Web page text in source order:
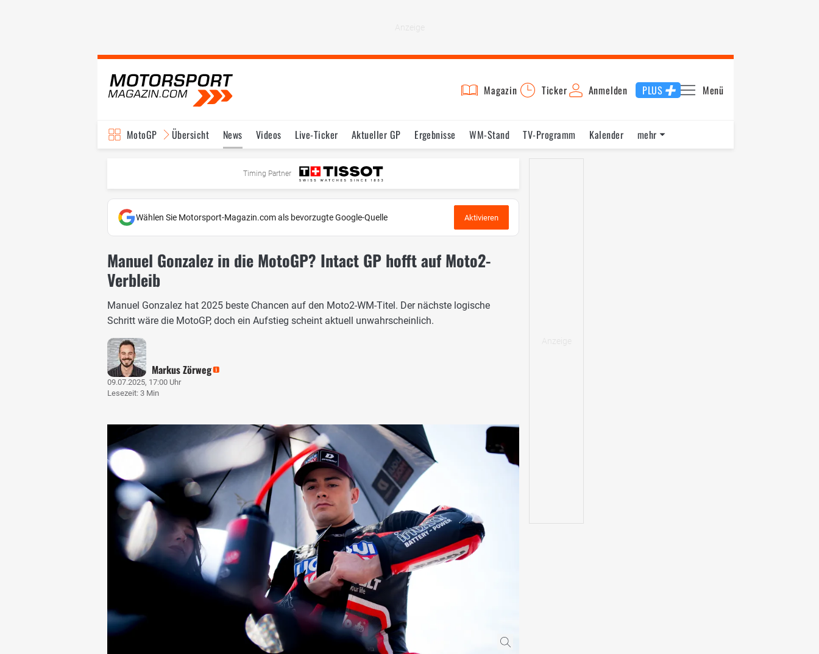
Magazin Ticker Anmelden PLUS Menü
MotoGP Übersicht News Videos Live-Ticker Aktueller GP Ergebnisse WM-Stand TV-Programm
Kalender
Testfahrten Reglement
mehr
Timing Partner
Wählen Sie Motorsport-Magazin.com als bevorzugte Google-Quelle Aktivieren
Manuel Gonzalez in die MotoGP? Intact GP hofft auf Moto2-
Verbleib
Manuel Gonzalez hat 2025 beste Chancen auf den Moto2-WM-Titel. Der nächste logische
Schritt wäre die MotoGP, doch ein Aufstieg scheint aktuell unwahrscheinlich.
Markus Zörweg
09.07.2025, 17:00 Uhr
Lesezeit: 3 Min